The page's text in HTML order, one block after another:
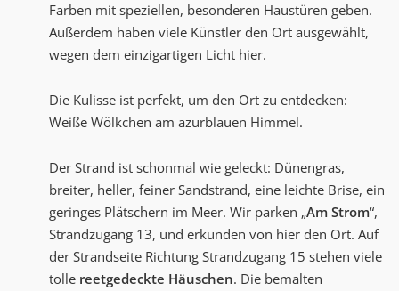
Farben mit speziellen, besonderen Haustüren geben.
Außerdem haben viele Künstler den Ort ausgewählt,
wegen dem einzigartigen Licht hier.
Die Kulisse ist perfekt, um den Ort zu entdecken:
Weiße Wölkchen am azurblauen Himmel.
Der Strand ist schonmal wie geleckt: Dünengras,
breiter, heller, feiner Sandstrand, eine leichte Brise, ein
geringes Plätschern im Meer. Wir parken „Am Strom“,
Strandzugang 13, und erkunden von hier den Ort. Auf
der Strandseite Richtung Strandzugang 15 stehen viele
tolle reetgedeckte Häuschen. Die bemalten